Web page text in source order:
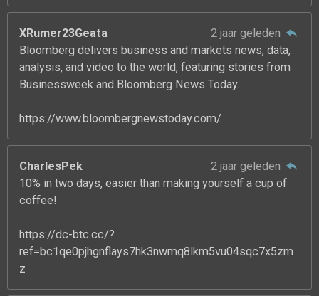
XRumer23Geata
2 jaar geleden
Bloomberg delivers business and markets news, data,
analysis, and video to the world, featuring stories from
Businessweek and Bloomberg News Today.
https://www.bloombergnewstoday.com/
CharlesPek
2 jaar geleden
10% in two days, easier than making yourself a cup of
coffee!
https://dc-btc.cc/?
ref=bc1qe0pjhgnflays7hk3nwmq8lkm5vu04sqc7x5zm
z